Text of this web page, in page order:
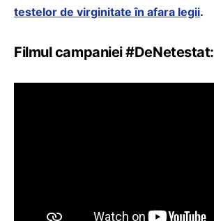
testelor de virginitate în afara legii.
Filmul campaniei #DeNetestat: